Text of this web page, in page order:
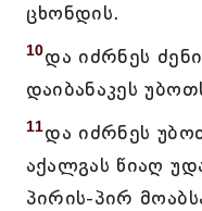
ცხონდის.
10და იძრნეს
დაიბანაკეს
11და იძრნეს
აქალგას წიაღ
პირის-პირ